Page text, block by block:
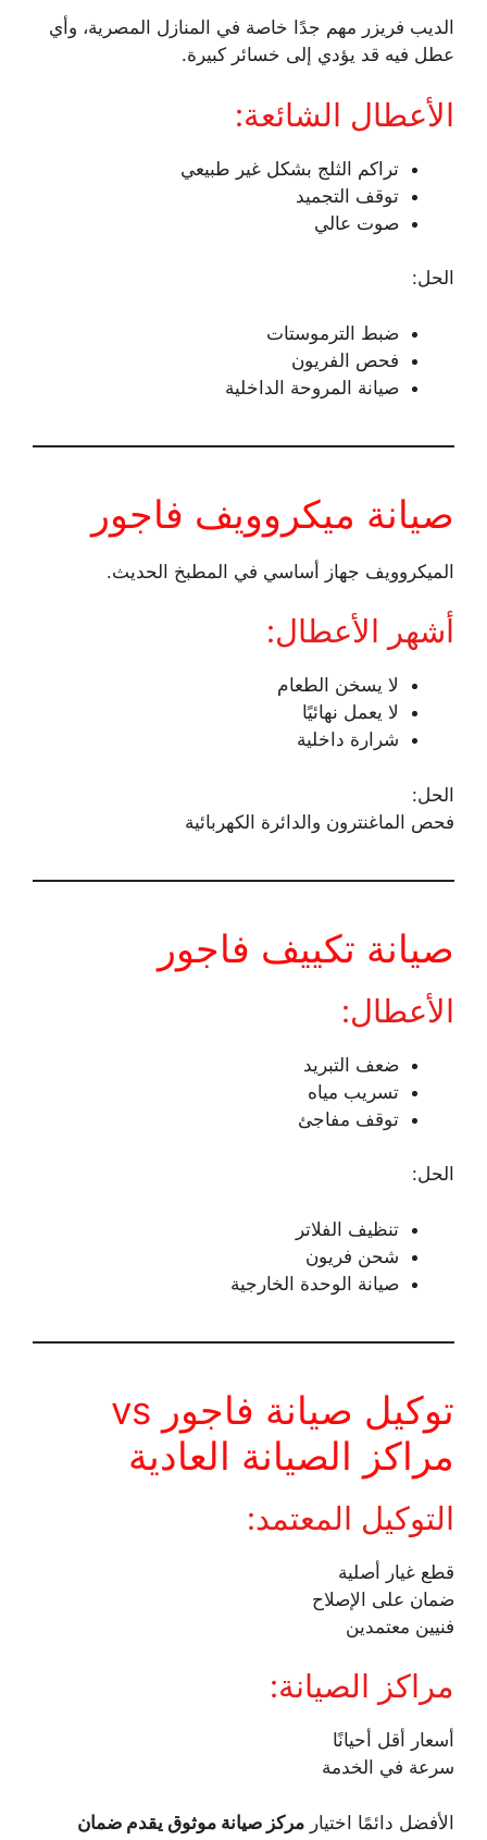
الديب فريزر مهم جدًا خاصة في المنازل المصرية، وأي
عطل فيه قد يؤدي إلى خسائر كبيرة.
الأعطال الشائعة:
تراكم الثلج بشكل غير طبيعي
توقف التجميد
صوت عالي
الحل:
ضبط الترموستات
فحص الفريون
صيانة المروحة الداخلية
صيانة ميكروويف فاجور
الميكروويف جهاز أساسي في المطبخ الحديث.
أشهر الأعطال:
لا يسخن الطعام
لا يعمل نهائيًا
شرارة داخلية
الحل:
فحص الماغنترون والدائرة الكهربائية
صيانة تكييف فاجور
الأعطال:
ضعف التبريد
تسريب مياه
توقف مفاجئ
الحل:
تنظيف الفلاتر
شحن فريون
صيانة الوحدة الخارجية
توكيل صيانة فاجور vs
مراكز الصيانة العادية
التوكيل المعتمد:
قطع غيار أصلية
ضمان على الإصلاح
فنيين معتمدين
مراكز الصيانة:
أسعار أقل أحيانًا
سرعة في الخدمة
الأفضل دائمًا اختيار مركز صيانة موثوق يقدم ضمان